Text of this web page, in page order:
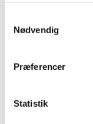
Nødvendig
Præferencer
Statistik